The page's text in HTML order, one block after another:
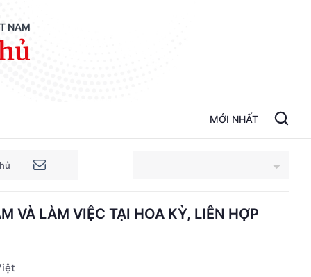
NAM
MỚI NHẤT
An Giang
VÀ LÀM VIỆC TẠI HOA KỲ, LIÊN HỢP